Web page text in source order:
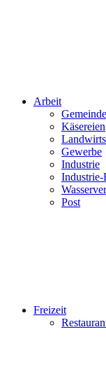
Arbeit
Gemeinde
Käsereien
Gewerbe
Industrie
Industrie-
Post
Freizeit